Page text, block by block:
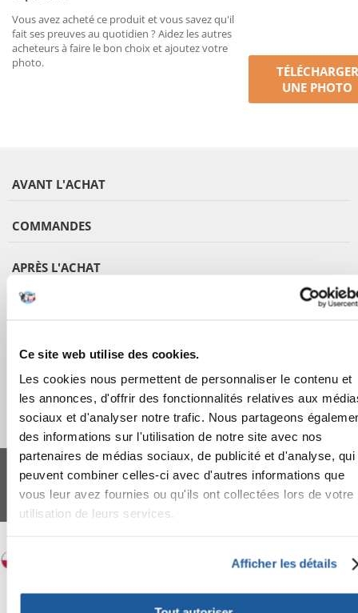
Ce site web utilise des cookies.
Les cookies nous permettent de personnaliser le contenu et
les annonces, d'offrir des fonctionnalités relatives aux
sociaux et d'analyser notre trafic. Nous partageons
des informations sur l'utilisation de notre site avec nos
partenaires de médias sociaux, de publicité et d'analyse, qui
peuvent combiner celles-ci avec d'autres informations que
vous leur avez fournies ou qu'ils ont collectées lors de votre
utilisation de leurs services.
Afficher les détails
Vous avez acheté ce produit et vous savez qu'il
fait ses preuves au quotidien ? Aidez les autres
acheteurs à faire le bon choix et ajoutez votre
photo.
TÉLÉCHARGER
UNE PHOTO
AVANT L'ACHAT
COMMANDES
APRÈS L'ACHAT
APPRENEZ À NOUS CONNAÎTRE
FERA 24 UG Sede legale: Blankenfelder Dorfstraße 94 15827 Blankenfelde-
Mahlow (Germania) - P.IVA DE317667035
*Tous les prix incluent la TVA / plus l'expédition
© 2024-2026 FERA 24 UG.